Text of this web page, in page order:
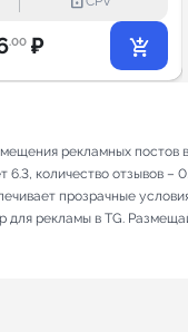
.00 ₽
рекламных постов
6.3, количество отзывов –
прозрачные
рекламы в TG.